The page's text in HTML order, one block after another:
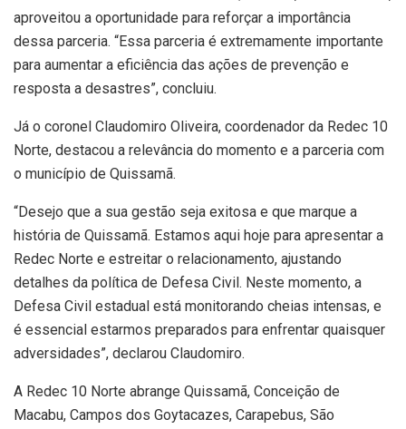
aproveitou a oportunidade para reforçar a importância
dessa parceria. “Essa parceria é extremamente importante
para aumentar a eficiência das ações de prevenção e
resposta a desastres”, concluiu.
Já o coronel Claudomiro Oliveira, coordenador da Redec 10
Norte, destacou a relevância do momento e a parceria com
o município de Quissamã.
“Desejo que a sua gestão seja exitosa e que marque a
história de Quissamã. Estamos aqui hoje para apresentar a
Redec Norte e estreitar o relacionamento, ajustando
detalhes da política de Defesa Civil. Neste momento, a
Defesa Civil estadual está monitorando cheias intensas, e
é essencial estarmos preparados para enfrentar quaisquer
adversidades”, declarou Claudomiro.
A Redec 10 Norte abrange Quissamã, Conceição de
Macabu, Campos dos Goytacazes, Carapebus, São